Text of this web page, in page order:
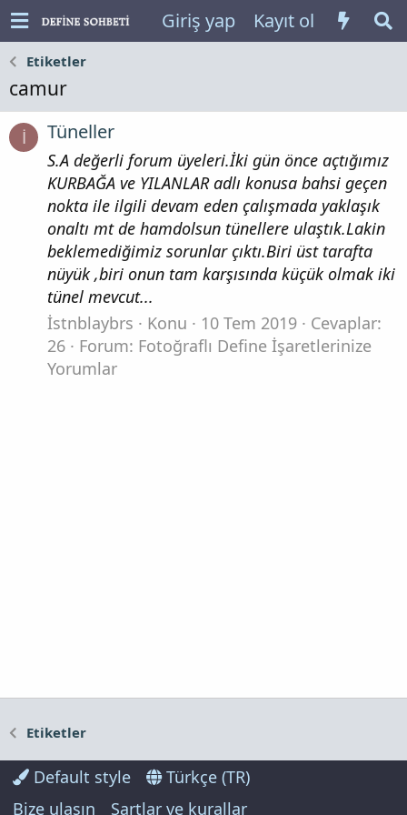
Giriş yap Kayıt ol
Etiketler
camur
İ Tüneller
S.A değerli forum üyeleri.İki gün önce açtığımız
KURBAĞA ve YILANLAR adlı konusa bahsi geçen
nokta ile ilgili devam eden çalışmada yaklaşık
onaltı mt de hamdolsun tünellere ulaştık.Lakin
beklemediğimiz sorunlar çıktı.Biri üst tarafta
nüyük ,biri onun tam karşısında küçük olmak iki
tünel mevcut...
İstnblaybrs
Konu 10 Tem 2019
Cevaplar:
26
Forum: Fotoğraflı Define İşaretlerinize
Yorumlar
Etiketler
Default style
Türkçe (TR)
Bize ulaşın
Şartlar ve kurallar